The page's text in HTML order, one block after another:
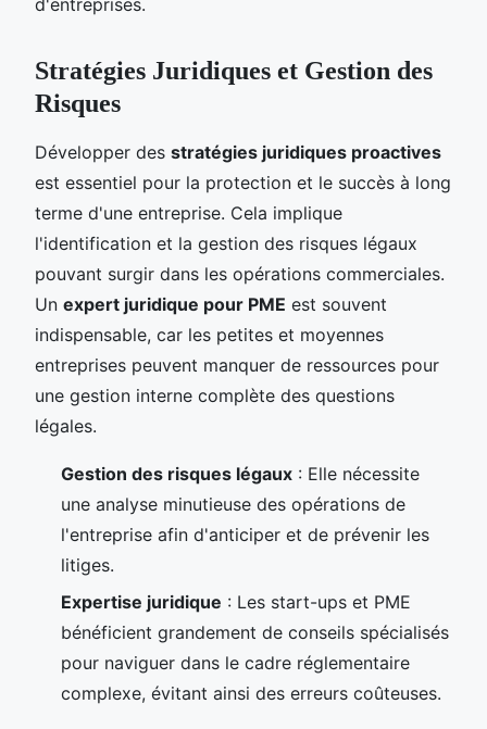
Stratégies Juridiques et Gestion des
Risques
Développer des stratégies juridiques proactives
est essentiel pour la protection et le succès à long
terme d'une entreprise. Cela implique
l'identification et la gestion des risques légaux
pouvant surgir dans les opérations commerciales.
Un expert juridique pour PME est souvent
indispensable, car les petites et moyennes
entreprises peuvent manquer de ressources pour
une gestion interne complète des questions
légales.
Gestion des risques légaux : Elle nécessite
une analyse minutieuse des opérations de
l'entreprise afin d'anticiper et de prévenir les
litiges.
Expertise juridique : Les start-ups et PME
bénéficient grandement de conseils spécialisés
pour naviguer dans le cadre réglementaire
complexe, évitant ainsi des erreurs coûteuses.